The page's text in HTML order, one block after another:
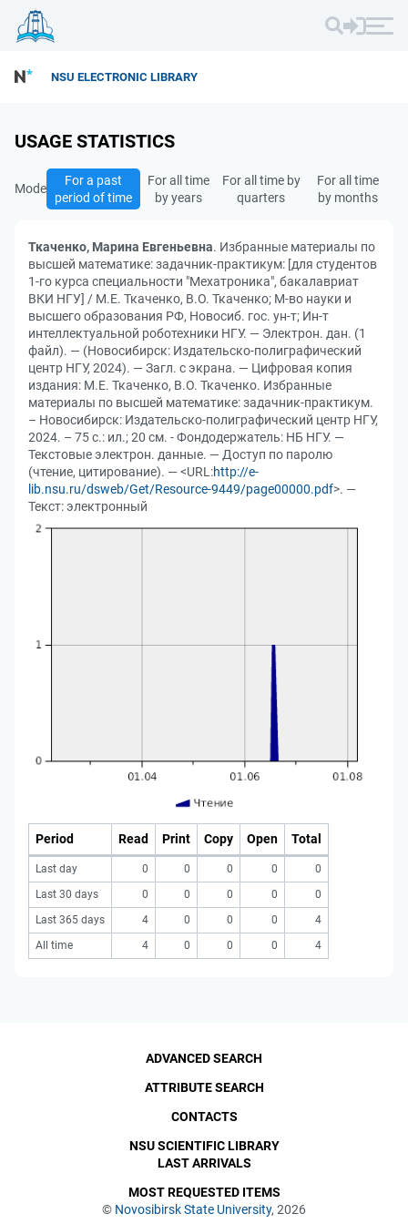
NSU ELECTRONIC LIBRARY
USAGE STATISTICS
Mode
For a past
period of time
For all time
by years
For all time by
quarters
For all time
by months
Ткаченко, Марина Евгеньевна. Избранные материалы по
высшей математике: задачник-практикум: [для студентов
1-го курса специальности "Мехатроника", бакалавриат
ВКИ НГУ] / М.Е. Ткаченко, В.О. Ткаченко; М-во науки и
высшего образования РФ, Новосиб. гос. ун-т; Ин-т
интеллектуальной роботехники НГУ. — Электрон. дан. (1
файл). — (Новосибирск: Издательско-полиграфический
центр НГУ, 2024). — Загл. с экрана. — Цифровая копия
издания: М.Е. Ткаченко, В.О. Ткаченко. Избранные
материалы по высшей математике: задачник-практикум.
– Новосибирск: Издательско-полиграфический центр НГУ,
2024. – 75 с.: ил.; 20 см. - Фондодержатель: НБ НГУ. —
Текстовые электрон. данные. — Доступ по паролю
(чтение, цитирование). — <URL:http://e-
lib.nsu.ru/dsweb/Get/Resource-9449/page00000.pdf>. —
Текст: электронный
Period Read Print Copy Open Total
Last day 0 0 0 0
0
Last 30 days
0 0 0 0
0
Last 365 days
4 0 0 0
4
All time
4 0 0 0 4
© Novosibirsk State University, 2026
ADVANCED SEARCH
ATTRIBUTE SEARCH
CONTACTS
NSU SCIENTIFIC LIBRARY
LAST ARRIVALS
MOST REQUESTED ITEMS